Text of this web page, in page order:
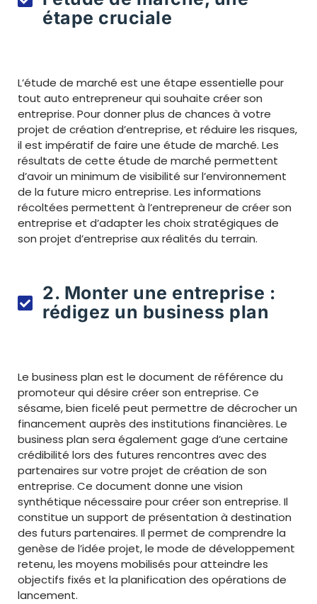
étape cruciale
L’étude de marché est une étape essentielle pour
tout auto entrepreneur qui souhaite créer son
entreprise. Pour donner plus de chances à votre
projet de création d’entreprise, et réduire les risques,
il est impératif de faire une étude de marché. Les
résultats de cette étude de marché permettent
d’avoir un minimum de visibilité sur l’environnement
de la future micro entreprise. Les informations
récoltées permettent à l’entrepreneur de créer son
entreprise et d’adapter les choix stratégiques de
son projet d’entreprise aux réalités du terrain.
2. Monter une entreprise :
rédigez un business plan
Le business plan est le document de référence du
promoteur qui désire créer son entreprise. Ce
sésame, bien ficelé peut permettre de décrocher un
financement auprès des institutions financières. Le
business plan sera également gage d’une certaine
crédibilité lors des futures rencontres avec des
partenaires sur votre projet de création de son
entreprise. Ce document donne une vision
synthétique nécessaire pour créer son entreprise. Il
constitue un support de présentation à destination
des futurs partenaires. Il permet de comprendre la
genèse de l’idée projet, le mode de développement
retenu, les moyens mobilisés pour atteindre les
objectifs fixés et la planification des opérations de
lancement.